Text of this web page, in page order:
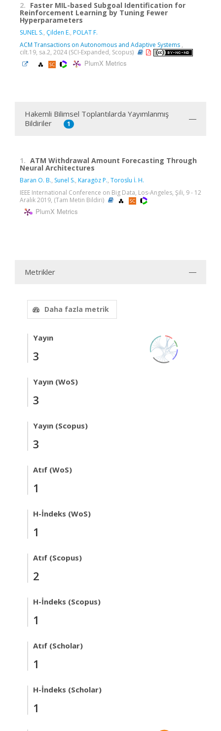
2. Faster MIL-based Subgoal Identification for
Reinforcement Learning by Tuning Fewer
Hyperparameters
SUNEL S., Çilden E., POLAT F.
ACM Transactions on Autonomous and Adaptive Systems ,
cilt.19, sa.2, 2024 (SCI-Expanded, Scopus)
PlumX Metrics
Hakemli Bilimsel Toplantılarda Yayımlanmış
Bildiriler
1
1. ATM Withdrawal Amount Forecasting Through
Neural Architectures
Baran O. B., Sunel S., Karagöz P., Toroslu İ. H.
IEEE International Conference on Big Data, Los-Angeles, Şili, 9 - 12
Aralık 2019, (Tam Metin Bildiri)
PlumX Metrics
Metrikler
Daha fazla metrik
Yayın
3
Yayın (WoS)
3
Yayın (Scopus)
3
Atıf (WoS)
1
H-İndeks (WoS)
1
Atıf (Scopus)
2
H-İndeks (Scopus)
1
Atıf (Scholar)
1
H-İndeks (Scholar)
1